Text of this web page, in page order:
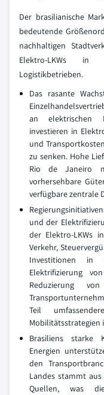
Der brasilianische
bedeutende
nachhaltigen
Elektro-LKWs in
Logistikbetrieben.
Das rasante
an elektrischen
investieren in
und
zu senken. Hohe
Rio de Janeiro
vorhersehbare
verfügbare zentrale
und der
der Elektro-LKWs
Verkehr,
Investitionen in
Elektrifizierung
Reduzierung von
Teil
Mobilitätsstrategien
Brasiliens starke
Energien
den
Landes stammt
Quellen, was